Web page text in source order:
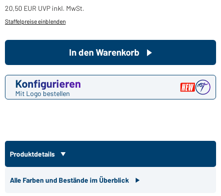
20,50 EUR UVP inkl. MwSt.
Staffelpreise einblenden
Konfigurieren
Mit Logo bestellen
In den Warenkorb
Produktdetails
Alle Farben und Bestände im Überblick